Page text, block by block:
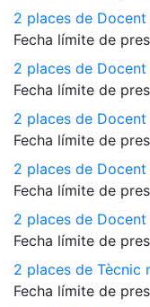
2 places de
Fecha límite de
2 places de
Fecha límite de
2 places de
Fecha límite de
2 places de
Fecha límite de
2 places de
Fecha límite de
2 places de Tècnic
Fecha límite de